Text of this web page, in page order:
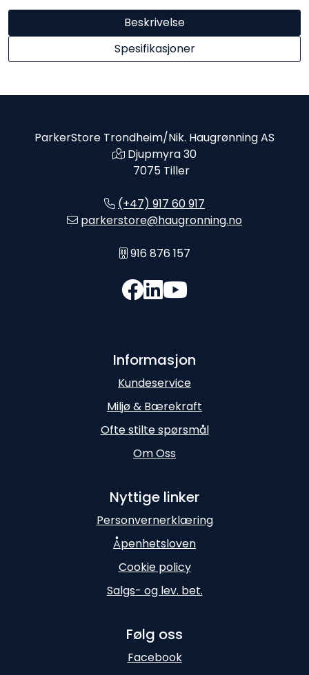
Beskrivelse
Spesifikasjoner
ParkerStore Trondheim/Nik. Haugrønning AS
Djupmyra 30
7075 Tiller
(+47) 917 60 917
parkerstore@haugronning.no
916 876 157
Informasjon
Kundeservice
Miljø & Bærekraft
Ofte stilte spørsmål
Om Oss
Nyttige linker
Personvernerklæring
Åpenhetsloven
Cookie policy
Salgs- og lev. bet.
Følg oss
Facebook